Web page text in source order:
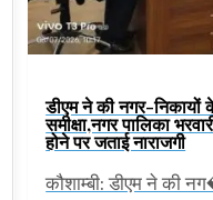
डीएम ने की नगर-निकायों के
समीक्षा,नगर पालिका
होने पर जताई नाराजगी
कौशाम्बी: डीएम ने की